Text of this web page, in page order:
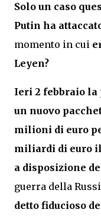
Solo un caso
Putin ha
momento in cui
Leyen?
Ieri 2 febbraio la
un nuovo
milioni di euro
miliardi di euro
a disposizione
guerra della
detto fiducioso